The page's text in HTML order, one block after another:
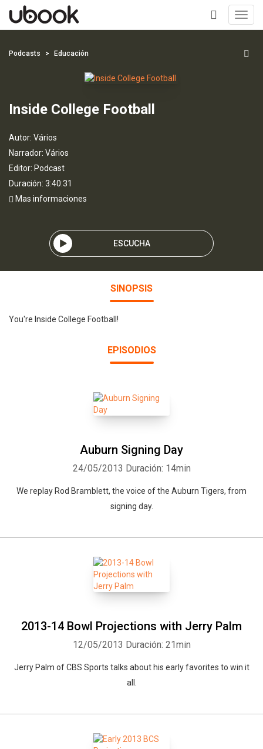
+
Podcasts Educación
Inside College Football
Autor: Vários
Narrador: Vários
Editor: Podcast
Duración: 3:40:31
Mas informaciones
ESCUCHA
SINOPSIS
You're Inside College Football!
EPISODIOS
Auburn Signing Day
24/05/2013 Duración: 14min
We replay Rod Bramblett, the voice of the Auburn Tigers, from
signing day.
2013-14 Bowl Projections with Jerry Palm
12/05/2013 Duración: 21min
Jerry Palm of CBS Sports talks about his early favorites to win it
all.